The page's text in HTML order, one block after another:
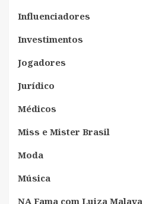
Influenciadores
Investimentos
Jogadores
Jurídico
Médicos
Miss e Mister Brasil
Moda
Música
NA Fama com Luiza